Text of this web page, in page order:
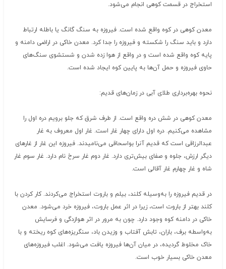
استخراج در قسمت کوهی انجام می‌شود.
معدن کوهی در کوه واقع شده است. فیروزه به سنگ گانگ یا باطله ارتباط
دارد و باید سنگ را شکسته و فیروزه را جدا کرد. معدن خاکی در اراضی دامنه و
پایه کوه واقع شده است و در واقع از هوا زده شدن و شستشوی سنگ‌های
حاوی فیروزه و حمل آن‌ها به پایین کوه ایجاد شده است.
نحوه بهره‌برداری طلای آبی در زمان‌های قدیم:
معدن کوهی در شش دره واقع است. از طرف شرق که جلو برویم دره اول را
مشاهده می‌کنیم. دره اول دارای چهار غار است. غار اول معروف به غار
عبدالرزاقی است که قدیم آنرا بو‌اسحاقی می‌نامیدند. فیروزه این غار از غارهای
دیگر ارزش، جلوه و صفای بیش‌تری دارد. غار دوم غار سرخ نام دارد. غار سوم غار
شاه و غار چهارم غار آقالی است.
در قدیم فیروزه را به‌وسیله کلند، بیلم و باروت استخراج می‌کردند. کار کردن با
کلند بهتر از باروت است، زیرا در اثر عمل باروت، فیروزه خرد می‌شود. معدن
خاکی در دامنه کوه وجود دارد. چون به مرور در اثر هوازدگی و فرسایش
به‌واسطه برف، باران، تابش آفتاب و وزیدن باد، سنگریزه‌های کوه ریخته و با
خاک مخلوط گردیده، در میان آن‌ها فیروزه یافت می‌شود. اغلب فیروزه‌های
معدن خاکی بسیار خوب است.